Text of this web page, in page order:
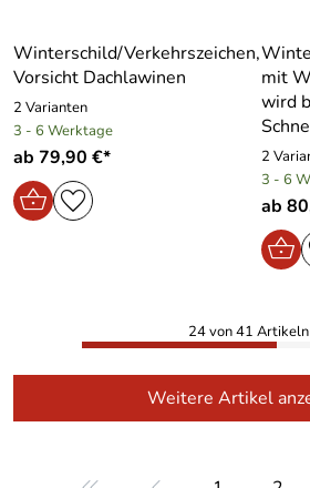
Winterschild/Verkehrszeichen,
Vorsicht Dachlawinen
2 Varianten
3 - 6 Werktage
ab 79,90 €*
mit
wird
2
3 - 6
ab
24 von 41 Artikeln
Weitere Artikel